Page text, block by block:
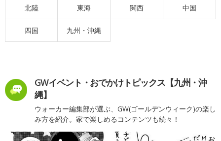
北陸 東海 関西 中国
四国 九州・沖縄
GWイベント・おでかけトピックス【九州・沖
縄】
ウォーカー編集部が選ぶ、GW(ゴールデンウィーク)の楽し
み方を紹介。家で楽しめるコンテンツも続々！